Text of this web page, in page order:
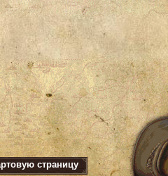
страницу